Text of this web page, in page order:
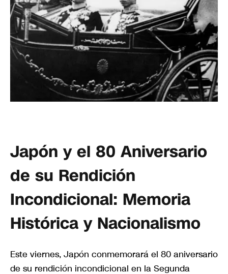
Japón y el 80 Aniversario
de su Rendición
Incondicional: Memoria
Histórica y Nacionalismo
Este viernes, Japón conmemorará el 80 aniversario
de su rendición incondicional en la Segunda